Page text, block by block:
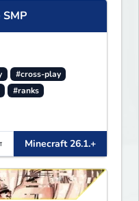
SMP
#cross-play
#ranks
Minecraft 26.1.+